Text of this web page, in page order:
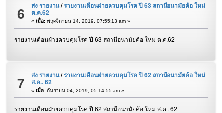
6 ส่ง รายงาน/รายงานเดือนฝ่ายควบคุมโรค ปี 63 สถานีอนามัยค้อ ใหม่
ต.ค.62
« เมื่อ:พฤศจิกายน 14, 2019, 07:55:13 am »
รายงานเดือนฝ่ายควบคุมโรค ปี 63 สถานีอนามัยค้อ ใหม่ ต.ค.62
7 ส่ง รายงาน/รายงานเดือนฝ่ายควบคุมโรค ปี 62 สถานีอนามัยค้อ ใหม่
ส.ค.. 62
« เมื่อ:กันยายน 04, 2019, 05:14:55 am »
รายงานเดือนฝ่ายควบคุมโรค ปี 62 สถานีอนามัยค้อ ใหม่ ส.ค.. 62